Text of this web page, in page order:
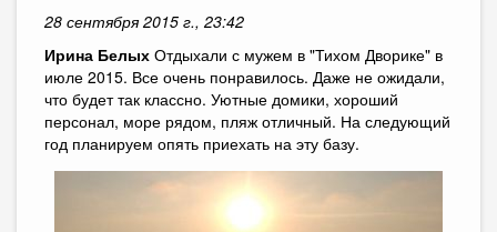
28 сентября 2015 г., 23:42
Ирина Белых Отдыхали с мужем в "Тихом Дворике" в
июле 2015. Все очень понравилось. Даже не ожидали,
что будет так классно. Уютные домики, хороший
персонал, море рядом, пляж отличный. На следующий
год планируем опять приехать на эту базу.